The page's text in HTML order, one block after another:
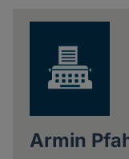
Armin